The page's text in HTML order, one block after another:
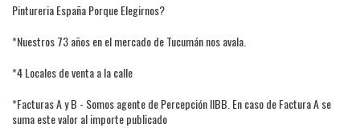
Pintureria España Porque Elegirnos?
*Nuestros 73 años en el mercado de Tucumán nos avala.
*4 Locales de venta a la calle
*Facturas A y B - Somos agente de Percepción IIBB. En caso de Factura A se
suma este valor al importe publicado